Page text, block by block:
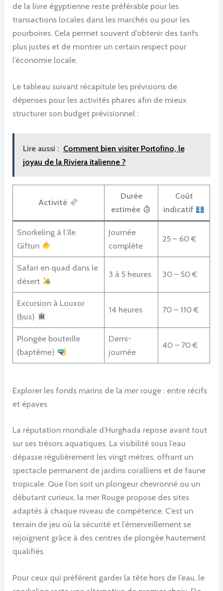
de la livre égyptienne reste préférable pour les
transactions locales dans les marchés ou pour les
pourboires. Cela permet souvent d’obtenir des tarifs
plus justes et de montrer un certain respect pour
l’économie locale.
Le tableau suivant récapitule les prévisions de
dépenses pour les activités phares afin de mieux
structurer son budget prévisionnel :
Lire aussi : Comment bien visiter Portofino, le
joyau de la Riviera italienne ?
Activité
Durée
estimée
Coût
indicatif
Snorkeling à l’île
Giftun
Journée
complète
25 – 60 €
Safari en quad dans le
désert
3 à 5 heures 30 – 50 €
Excursion à Louxor
(bus)
14 heures 70 – 110 €
Plongée bouteille
(baptême)
Demi-
journée
40 – 70 €
Explorer les fonds marins de la mer rouge : entre récifs
et épaves
La réputation mondiale d’Hurghada repose avant tout
sur ses trésors aquatiques. La visibilité sous l’eau
dépasse régulièrement les vingt mètres, offrant un
spectacle permanent de jardins coralliens et de faune
tropicale. Que l’on soit un plongeur chevronné ou un
débutant curieux, la mer Rouge propose des sites
adaptés à chaque niveau de compétence. C’est un
terrain de jeu où la sécurité et l’émerveillement se
rejoignent grâce à des centres de plongée hautement
qualifiés.
Pour ceux qui préfèrent garder la tête hors de l’eau, le